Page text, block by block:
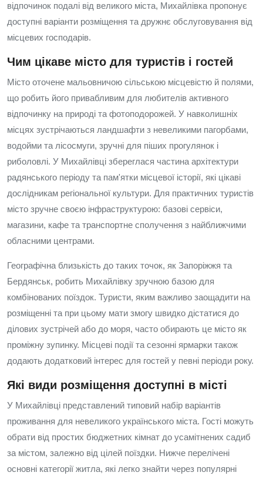
відпочинок подалі від великого міста, Михайлівка пропонує
доступні варіанти розміщення та дружнє обслуговування від
місцевих господарів.
Чим цікаве місто для туристів і гостей
Місто оточене мальовничою сільською місцевістю й полями,
що робить його привабливим для любителів активного
відпочинку на природі та фотоподорожей. У навколишніх
місцях зустрічаються ландшафти з невеликими пагорбами,
водойми та лісосмуги, зручні для піших прогулянок і
риболовлі. У Михайлівці збереглася частина архітектури
радянського періоду та пам'ятки місцевої історії, які цікаві
дослідникам регіональної культури. Для практичних туристів
місто зручне своєю інфраструктурою: базові сервіси,
магазини, кафе та транспортне сполучення з найближчими
обласними центрами.
Географічна близькість до таких точок, як Запоріжжя та
Бердянськ, робить Михайлівку зручною базою для
комбінованих поїздок. Туристи, яким важливо заощадити на
розміщенні та при цьому мати змогу швидко дістатися до
ділових зустрічей або до моря, часто обирають це місто як
проміжну зупинку. Місцеві події та сезонні ярмарки також
додають додатковий інтерес для гостей у певні періоди року.
Які види розміщення доступні в місті
У Михайлівці представлений типовий набір варіантів
проживання для невеликого українського міста. Гості можуть
обрати від простих бюджетних кімнат до усамітнених садиб
за містом, залежно від цілей поїздки. Нижче перелічені
основні категорії житла, які легко знайти через популярні